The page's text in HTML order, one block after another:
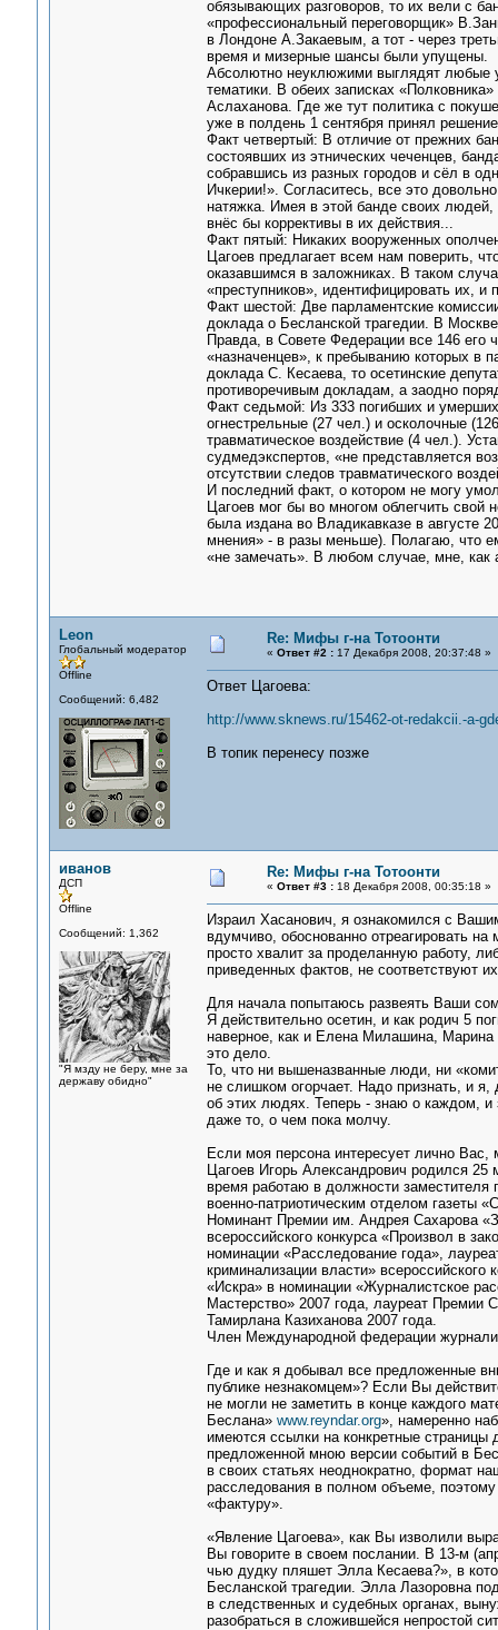
обязывающих разговоров, то их вели с
«профессиональный переговорщик»
в Лондоне А.Закаевым, а тот - через
время и мизерные шансы были упущены.
Абсолютно неуклюжими выглядят любые
тематики. В обеих записках
Аслаханова. Где же тут политика с
уже в полдень 1 сентября принял
Факт четвертый: В отличие от прежних
состоявших из этнических чеченцев,
собравшись из разных городов и сёл в
Ичкерии!». Согласитесь, все это
натяжка. Имея в этой банде своих людей,
внёс бы коррективы в их действия...
Факт пятый: Никаких вооруженных
Цагоев предлагает всем нам поверить,
оказавшимся в заложниках. В таком
«преступников», идентифицировать их, и
Факт шестой: Две парламентские
доклада о Бесланской трагедии. В
Правда, в Совете Федерации все 146
«назначенцев», к пребыванию которых в
доклада С. Кесаева, то осетинские
противоречивым докладам, а заодно
Факт седьмой: Из 333 погибших и
огнестрельные (27 чел.) и осколочные
травматическое воздействие (4 чел.).
судмедэкспертов, «не представляется
отсутствии следов травматического
И последний факт, о котором не могу
Цагоев мог бы во многом облегчить свой
была издана во Владикавказе в августе
мнения» - в разы меньше). Полагаю, что
«не замечать». В любом случае, мне, как
Leon
Глобальный модератор
Offline
Сообщений: 6,482
Re: Мифы г-на Тотоонти
« Ответ #2 :17 Декабря 2008, 20:37:48 »
Ответ Цагоева:
http://www.sknews.ru/15462-ot-redakcii.-a-
В топик перенесу позже
иванов
ДСП
Offline
Сообщений: 1,362
"Я мзду не беру, мне за
державу обидно"
Re: Мифы г-на Тотоонти
« Ответ #3 :18 Декабря 2008, 00:35:18 »
Израил Хасанович, я ознакомился с
вдумчиво, обоснованно отреагировать
просто хвалит за проделанную работу,
приведенных фактов, не соответствуют
Для начала попытаюсь развеять Ваши
Я действительно осетин, и как родич 5
наверное, как и Елена Милашина, Марина
это дело.
То, что ни вышеназванные люди, ни
не слишком огорчает. Надо признать, и я,
об этих людях. Теперь - знаю о каждом, и
даже то, о чем пока молчу.
Если моя персона интересует лично Вас,
Цагоев Игорь Александрович родился
время работаю в должности заместителя
военно-патриотическим отделом газеты
Номинант Премии им. Андрея Сахарова
всероссийского конкурса «Произвол в
номинации «Расследование года»,
криминализации власти»
«Искра» в номинации «Журналистское
Мастерство» 2007 года, лауреат
Тамирлана Казиханова 2007 года.
Член Международной федерации
Где и как я добывал все предложенные
публике незнакомцем»? Если Вы
не могли не заметить в конце каждого
Беслана» www.reyndar.org», намеренно
имеются ссылки на конкретные страницы
предложенной мною версии событий в
в своих статьях неоднократно, формат
расследования в полном объеме,
«фактуру».
«Явление Цагоева», как Вы изволили
Вы говорите в своем послании. В 13-м
чью дудку пляшет Элла Кесаева?», в
Бесланской трагедии. Элла Лазоровна
в следственных и судебных органах,
разобраться в сложившейся непростой